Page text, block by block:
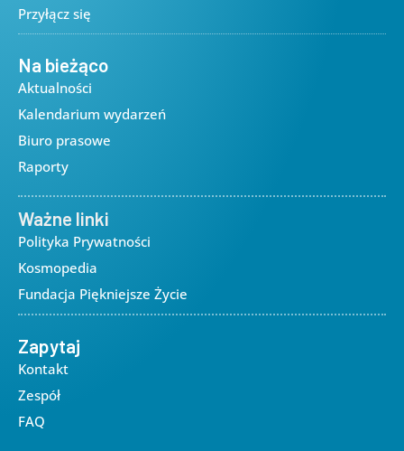
Przyłącz się
Na bieżąco
Aktualności
Kalendarium wydarzeń
Biuro prasowe
Raporty
Ważne linki
Polityka Prywatności
Kosmopedia
Fundacja Piękniejsze Życie
Zapytaj
Kontakt
Zespół
FAQ